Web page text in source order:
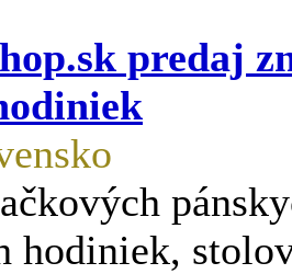
predaj
hodiniek,